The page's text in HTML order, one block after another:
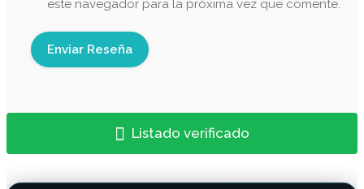
este navegador para la próxima vez que comente.
Listado verificado